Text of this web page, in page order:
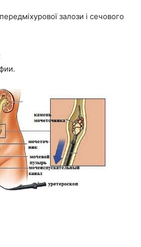
залози і сечового